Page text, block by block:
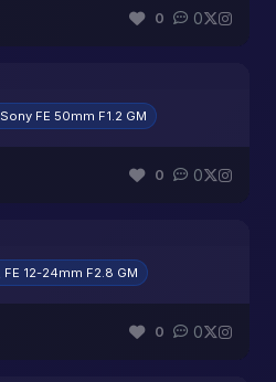
0 0
Sony FE 50mm F1.2 GM
0 0
FE 12-24mm F2.8 GM
0 0